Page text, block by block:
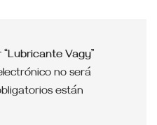
Vagy”
no será
están